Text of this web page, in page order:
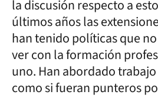
la discusión respecto a
últimos años las
han tenido políticas que
ver con la formación
uno. Han abordado
como si fueran punteros